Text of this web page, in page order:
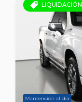
LIQUIDACIÓN
Mantención al día